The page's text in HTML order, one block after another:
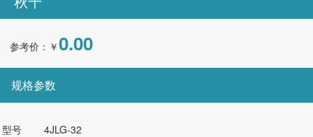
参考价：￥0.00
规格参数
型号
4JLG-32